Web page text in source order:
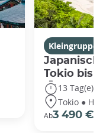
Tokio bis
13 Tag(e)
Tokio ●
Ab3 490 €